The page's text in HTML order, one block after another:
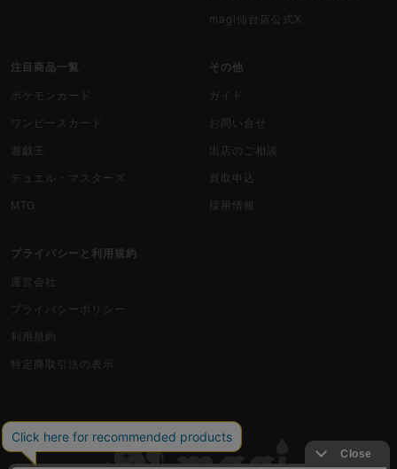
magi仙台店公式X
注目商品一覧
ポケモンカード
ワンピースカード
遊戯王
デュエル・マスターズ
MTG
その他
ガイド
お問い合せ
出店のご相談
買取申込
採用情報
プライバシーと利用規約
運営会社
プライバシーポリシー
利用規約
特定商取引法の表示